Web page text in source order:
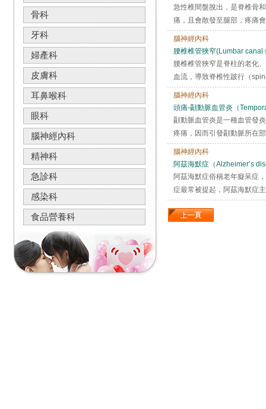
骨科
牙科
婦產科
皮膚科
耳鼻喉科
眼科
腦神經內科
精神科
急診科
感染科
食品營養科
急性椎間盤脫出，是脊椎骨
痛，且會散發至腿部，疼痛
腦神經內科
腰椎椎管狹窄(Lumbar canal
腰椎椎管狹窄是脊柱的老化
血流，導致脊椎性跛行（
腦神經內科
頭痛-顳動脈血管炎（
顳動脈血管炎是一種血管發
疼痛，因而引發顳動脈所在
腦神經內科
阿茲海默症（Alzheimer’s
阿茲海默症俗稱老年癡呆症
症最常被提起，阿茲海默症